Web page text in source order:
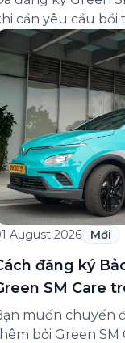
cần yêu cầu
sơ ra sao, hay
tìm ở đâu? Bài viết
hỏi thường
thường và hỗ trợ
August 2026 Mới
đăng ký
SM Care
muốn chuyến
bởi Green